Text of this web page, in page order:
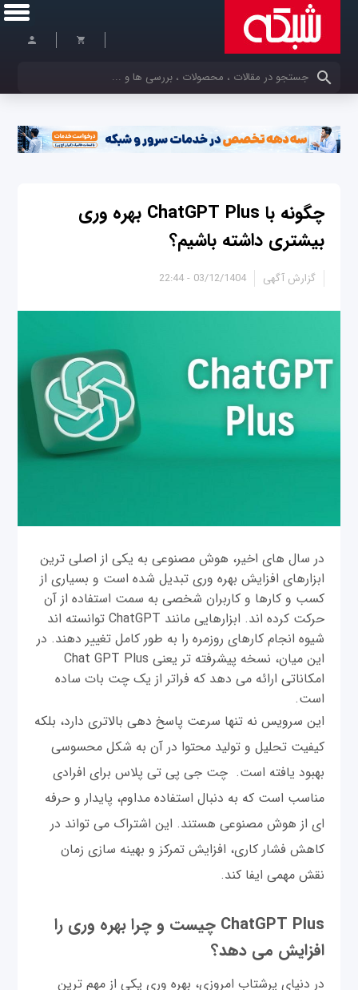
کلمات کلیدی خود را وارد کنید
چگونه با ChatGPT Plus بهره وری
بیشتری داشته باشیم؟
03/12/1404 - 22:44 گزارش آگهی
در سال های اخیر، هوش مصنوعی به یکی از اصلی ترین
ابزارهای افزایش بهره وری تبدیل شده است و بسیاری از
کسب و کارها و کاربران شخصی به سمت استفاده از آن
حرکت کرده اند. ابزارهایی مانند ChatGPT توانسته اند
شیوه انجام کارهای روزمره را به طور کامل تغییر دهند. در
این میان، نسخه پیشرفته تر یعنی Chat GPT Plus
امکاناتی ارائه می دهد که فراتر از یک چت بات ساده
است.
این سرویس نه تنها سرعت پاسخ دهی بالاتری دارد، بلکه
کیفیت تحلیل و تولید محتوا در آن به شکل محسوسی
بهبود یافته است. چت جی پی تی پلاس برای افرادی
مناسب است که به دنبال استفاده مداوم، پایدار و حرفه
ای از هوش مصنوعی هستند. این اشتراک می تواند در
کاهش فشار کاری، افزایش تمرکز و بهینه سازی زمان
نقش مهمی ایفا کند.
ChatGPT Plus چیست و چرا بهره وری را
افزایش می دهد؟
در دنیای پرشتاب امروزی، بهره وری یکی از مهم ترین